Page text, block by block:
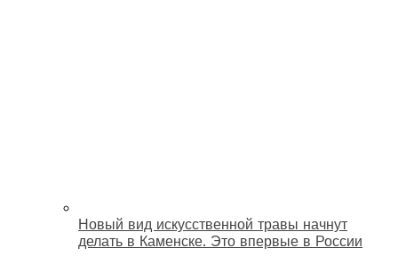
Новый вид искусственной травы начнут
делать в Каменске. Это впервые в России